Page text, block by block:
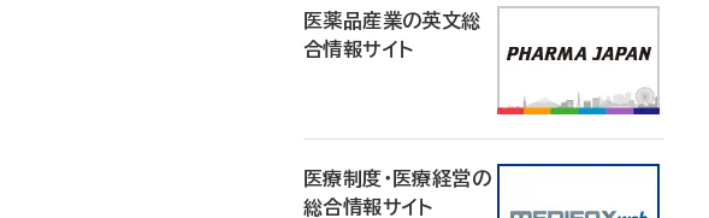
医薬品産業の英文総
合情報サイト
医療制度・医療経営の
総合情報サイト